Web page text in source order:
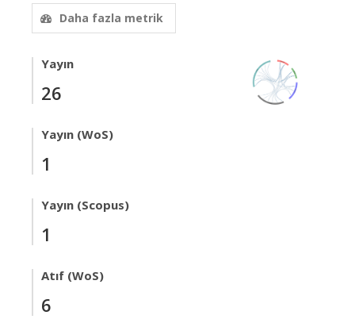
Daha fazla metrik
Yayın
26
Yayın (WoS)
1
Yayın (Scopus)
1
Atıf (WoS)
6